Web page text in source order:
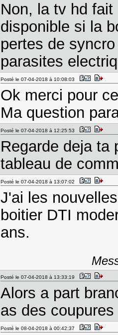
Non, la tv hd
disponible si la
pertes de
parasites
Posté le 07-04-2018 à 10:08:03
Ok merci pour
Ma question
Posté le 07-04-2018 à 12:25:53
Regarde deja ta
tableau de
Posté le 07-04-2018 à 13:07:02
J'ai les
boitier DTI
ans.
Posté le 07-04-2018 à 13:33:19
Alors a part
as des
Posté le 08-04-2018 à 00:42:37